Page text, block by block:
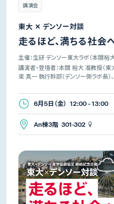
講演会
東大 ✕ デンソー対談
走るほど、満ちる社会
主催：生研 デンソー東大ラボ（本間裕
講演者・登壇者：本間 裕大 准教授（東
束 真一 執行幹部（デンソー側ラボ長）
6月5日（金） 12:00 - 13:00
An棟3階 301-302